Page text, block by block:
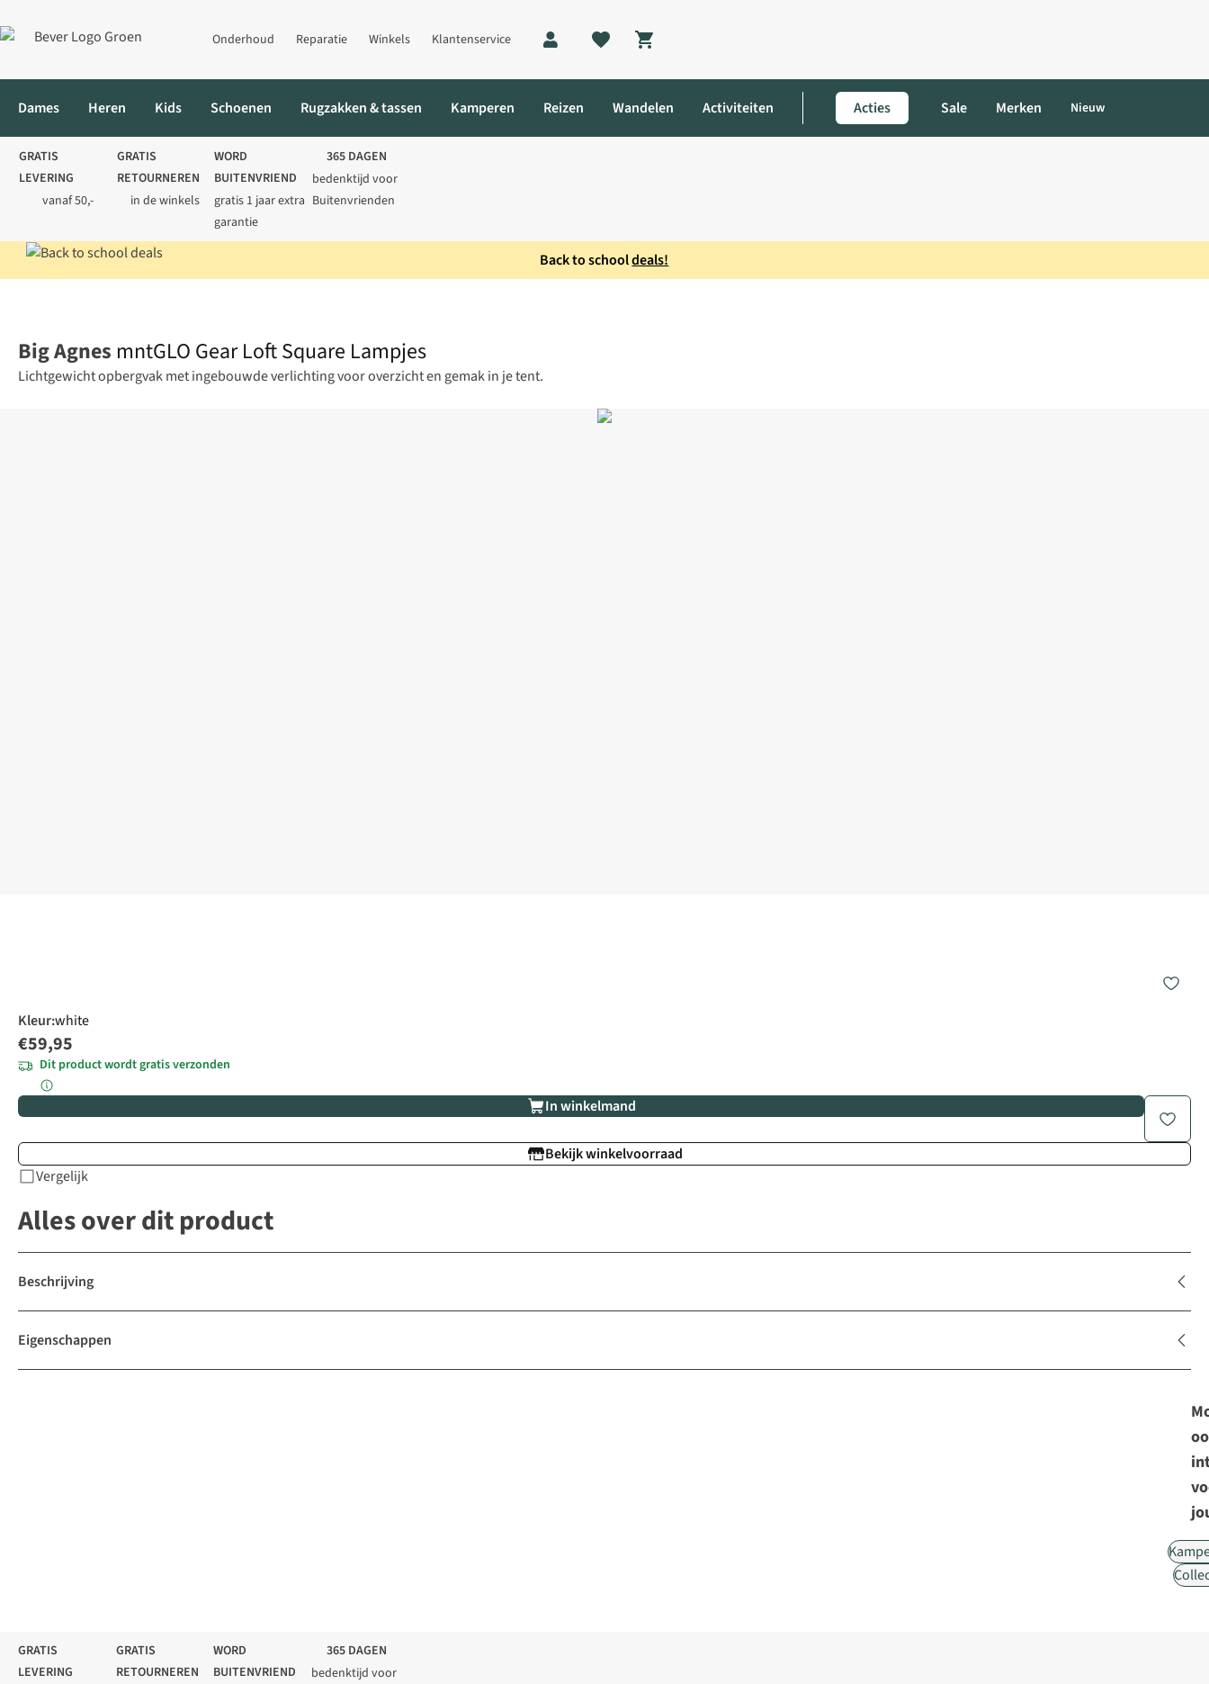
Onderhoud Reparatie Winkels Klantenservice
Shopping cart
Dames Heren Kids Schoenen Rugzakken & tassen Kamperen Reizen Wandelen Activiteiten Acties Sale Merken Nieuw
GRATIS
LEVERING
vanaf 50,-
GRATIS
RETOURNEREN
in de winkels
WORD
BUITENVRIEND
gratis 1 jaar extra
garantie
365 DAGEN
bedenktijd voor
Buitenvrienden
Back to schooldeals!
Big Agnes mntGLO Gear Loft Square Lampjes
Lichtgewicht opbergvak met ingebouwde verlichting voor overzicht en gemak in je tent.
Kleur:white
€59,95
Dit product wordt gratis verzonden
In winkelmand
Bekijk winkelvoorraad
Vergelijk
Alles over dit product
Beschrijving
Eigenschappen
GRATIS
LEVERING
GRATIS
RETOURNEREN
WORD
BUITENVRIEND
365 DAGEN
bedenktijd voor